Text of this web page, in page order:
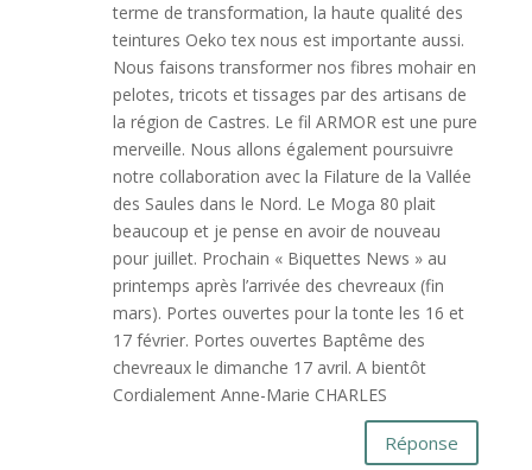
terme de transformation, la haute qualité des
teintures Oeko tex nous est importante aussi.
Nous faisons transformer nos fibres mohair en
pelotes, tricots et tissages par des artisans de
la région de Castres. Le fil ARMOR est une pure
merveille. Nous allons également poursuivre
notre collaboration avec la Filature de la Vallée
des Saules dans le Nord. Le Moga 80 plait
beaucoup et je pense en avoir de nouveau
pour juillet. Prochain « Biquettes News » au
printemps après l’arrivée des chevreaux (fin
mars). Portes ouvertes pour la tonte les 16 et
17 février. Portes ouvertes Baptême des
chevreaux le dimanche 17 avril. A bientôt
Cordialement Anne-Marie CHARLES
Réponse